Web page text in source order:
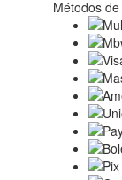
Métodos